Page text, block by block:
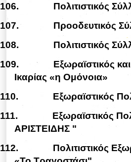
106.
Πολιτιστικός
107.
Προοδευτικός
108.
Πολιτιστικός
109.
Εξωραϊστικός
Ικαρίας «η Ομόνοια»
110.
Εξωραϊστικός
111.
Εξωραϊστικός
ΑΡΙΣΤΕΙΔΗΣ "
112.
Πολιτιστικός